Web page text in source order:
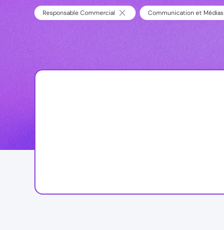
Responsable Commercial Communication et Médias